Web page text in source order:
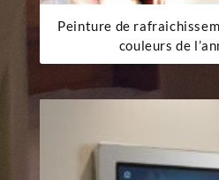
Peinture de
couleurs de